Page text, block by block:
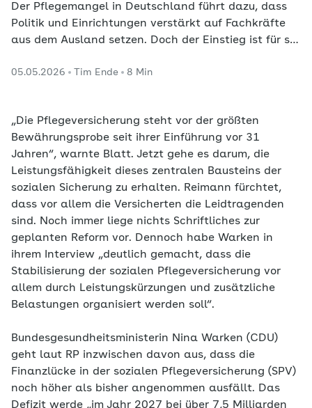
Der Pflegemangel in Deutschland führt dazu, dass
Politik und Einrichtungen verstärkt auf Fachkräfte
aus dem Ausland setzen. Doch der Einstieg ist für sie
Gleichwertigkeitsprüfung der Abschlüsse gilt als
Herbst 2025…
05.05.2026 Tim Ende 8 Min
„Die Pflegeversicherung steht vor der größten
Bewährungsprobe seit ihrer Einführung vor 31
Jahren“, warnte Blatt. Jetzt gehe es darum, die
Leistungsfähigkeit dieses zentralen Bausteins der
sozialen Sicherung zu erhalten. Reimann fürchtet,
dass vor allem die Versicherten die Leidtragenden
sind. Noch immer liege nichts Schriftliches zur
geplanten Reform vor. Dennoch habe Warken in
ihrem Interview „deutlich gemacht, dass die
Stabilisierung der sozialen Pflegeversicherung vor
allem durch Leistungskürzungen und zusätzliche
Belastungen organisiert werden soll“.
Bundesgesundheitsministerin Nina Warken (CDU)
geht laut RP inzwischen davon aus, dass die
Finanzlücke in der sozialen Pflegeversicherung (SPV)
noch höher als bisher angenommen ausfällt. Das
Defizit werde „im Jahr 2027 bei über 7,5 Milliarden